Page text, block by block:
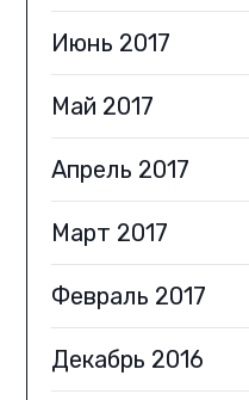
Июнь 2017
Май 2017
Апрель 2017
Март 2017
Февраль 2017
Декабрь 2016